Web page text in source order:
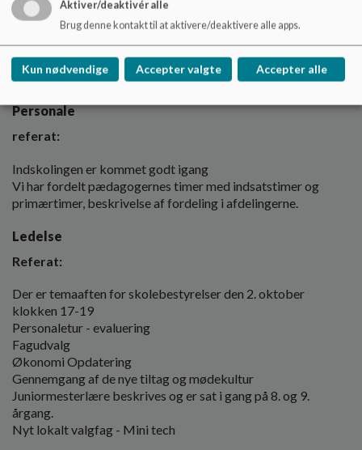
beskrivelsen af det.
Drøftelse af forældremøder der lægges samtidig, hvilket kan
være en udfordring for de forældre der har flere børn i
samme afdeling og deltagelse fra skolebestyrelsen på
møderne.
Personale
referat:
Indskolingen er kommet godt igang
Vi har fordelt pædagogernes timer med indsatstimer og
primærtimer, beskrivelse af fordeling i afdelingerne.
Ledelse
Referat:
Der er temaaften for skolebestyrelser den 2. oktober
klokken 17-19
Personaletur - evaluering
Fagudvalg
Økonomi Opdatering
Gennemgang af de nye tiltag og mødekultur
Juniormesterlære beskrives og er sat i gang på 8. og 9.
årgang.
Nyt lokalt valgfag - Mini tech
Aktiver/deaktivér alle
Brug denne kontakt til at aktivere/deaktivere alle apps.
Kun nødvendige Accepter valgte Accepter alle